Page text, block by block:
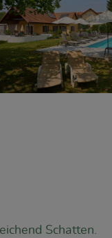
Schatten.